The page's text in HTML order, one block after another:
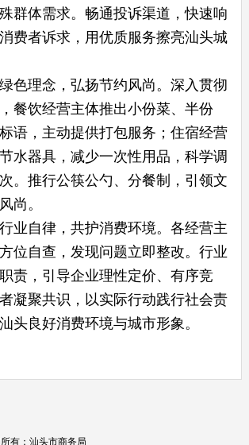
群体需求。畅通投诉渠道，快速响
费者诉求，用优质服务擦亮汕头城
理念，弘扬节约风尚。深入贯彻
餐饮经营主体推出小份菜、半份
语，主动提供打包服务；住宿经营
水器具，减少一次性用品，科学调
。推行公筷公勺、分餐制，引领文
尚。
自律，共护消费环境。各经营主
位自查，发现问题立即整改。行业
责，引导企业理性定价、有序竞
凝聚共识，以实际行动践行社会责
头良好消费环境与城市形象。
有：汕头市商务局